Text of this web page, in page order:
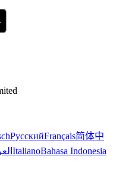
РусскийFrançais简体中
ItalianoBahasa Indonesia